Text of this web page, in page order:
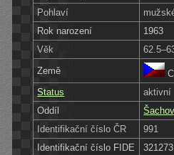
Pohlaví
Rok narození
1963
Věk
Země
Status
aktivní
Oddíl
Identifikační číslo ČR
991
Identifikační číslo FIDE
321273